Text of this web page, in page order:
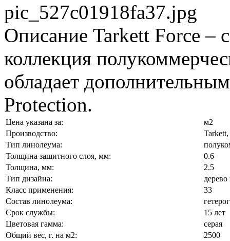
pic_527c01918fa37.jpg
Описание Tarkett Force –
коллекция
обладает
Protection.
Цена указана за:
м2
Производство:
Тип линолеума:
Толщина защитного слоя, мм:
0.6
Толщина, мм:
2.5
Тип дизайна:
дерево
Класс применения:
33
Состав линолеума:
Срок службы:
15 лет
Цветовая гамма:
серая
Общий вес, г. на м2:
2500